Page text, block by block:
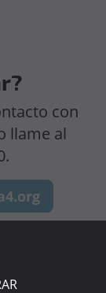
con
llame al